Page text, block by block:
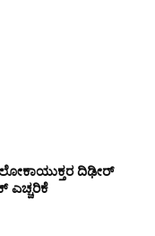
ದಿಢೀರ್
ಎಚ್ಚರಿಕೆ